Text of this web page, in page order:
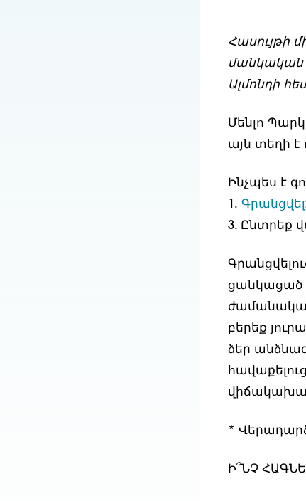
Հասույթի
մանկական
Ալմոնդի
Մենլո
այն տեղի է
Ինչպես է
1. Գրանցվել
3. Ընտրեք
ցանկացած
բերեք
ձեր
*
Ի՞ՆՉ